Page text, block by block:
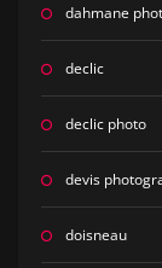
dahmane
declic
declic photo
devis
doisneau